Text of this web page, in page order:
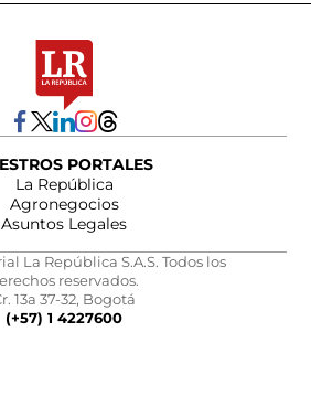
PORTALES
La República
Agronegocios
Asuntos Legales
La República S.A.S. Todos los
reservados.
13a 37-32, Bogotá
(+57) 1 4227600